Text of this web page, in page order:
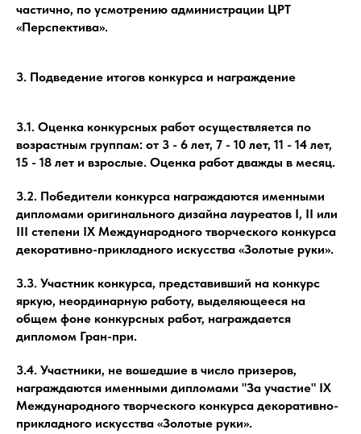
частично, по усмотрению администрации ЦРТ
«Перспектива».
3. Подведение итогов конкурса и награждение
3.1. Оценка конкурсных работ осуществляется по
возрастным группам: от 3 - 6 лет, 7 - 10 лет, 11 - 14 лет,
15 - 18 лет и взрослые. Оценка работ дважды в месяц.
3.2. Победители конкурса награждаются именными
дипломами оригинального дизайна лауреатов I, II или
III степени IX Международного творческого конкурса
декоративно-прикладного искусства «Золотые руки».
3.3. Участник конкурса, представивший на конкурс
яркую, неординарную работу, выделяющееся на
общем фоне конкурсных работ, награждается
дипломом Гран-при.
3.4. Участники, не вошедшие в число призеров,
награждаются именными дипломами "За участие" IX
Международного творческого конкурса декоративно-
прикладного искусства «Золотые руки».